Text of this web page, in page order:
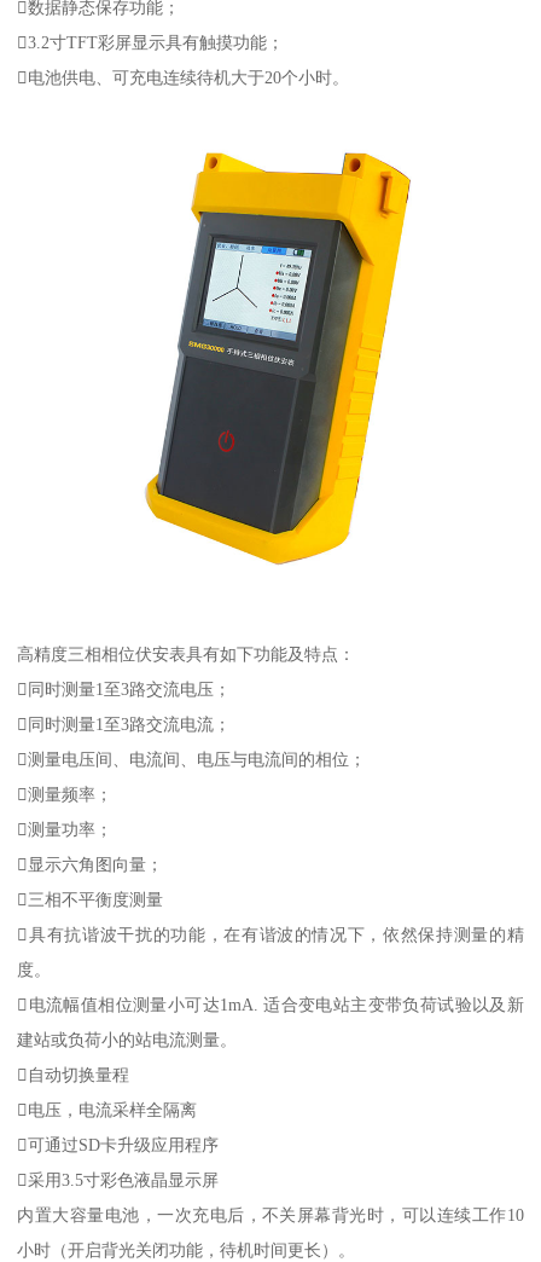
数据静态保存功能；
3.2寸TFT彩屏显示具有触摸功能；
电池供电、可充电连续待机大于20个小时。
高精度三相相位伏安表具有如下功能及特点：
同时测量1至3路交流电压；
同时测量1至3路交流电流；
测量电压间、电流间、电压与电流间的相位；
测量频率；
测量功率；
显示六角图向量；
三相不平衡度测量
具有抗谐波干扰的功能，在有谐波的情况下，依然保持测量的精
度。
电流幅值相位测量小可达1mA. 适合变电站主变带负荷试验以及新
建站或负荷小的站电流测量。
自动切换量程
电压，电流采样全隔离
可通过SD卡升级应用程序
采用3.5寸彩色液晶显示屏
内置大容量电池，一次充电后，不关屏幕背光时，可以连续工作10
小时（开启背光关闭功能，待机时间更长）。